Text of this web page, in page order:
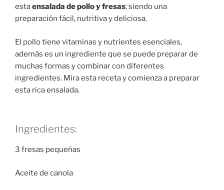
estaensalada de pollo y fresas; siendo una
preparación fácil, nutritiva y deliciosa.
El pollo tiene vitaminas y nutrientes esenciales,
además es un ingrediente que se puede preparar de
muchas formas y combinar con diferentes
ingredientes. Mira esta receta y comienza a preparar
esta rica ensalada.
Ingredientes:
3 fresas pequeñas
Aceite de canola